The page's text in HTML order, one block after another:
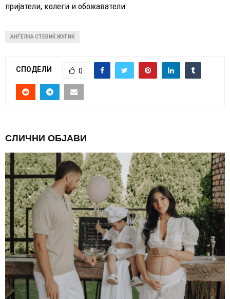
пријатели, колеги и обожаватели.
АНЃЕЛКА СТЕВИЌ ЖУГИЌ
СПОДЕЛИ 0
СЛИЧНИ ОБЈАВИ